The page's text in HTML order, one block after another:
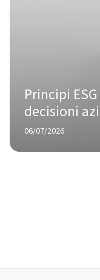
Principi
decisioni
imprese
06/07/2026